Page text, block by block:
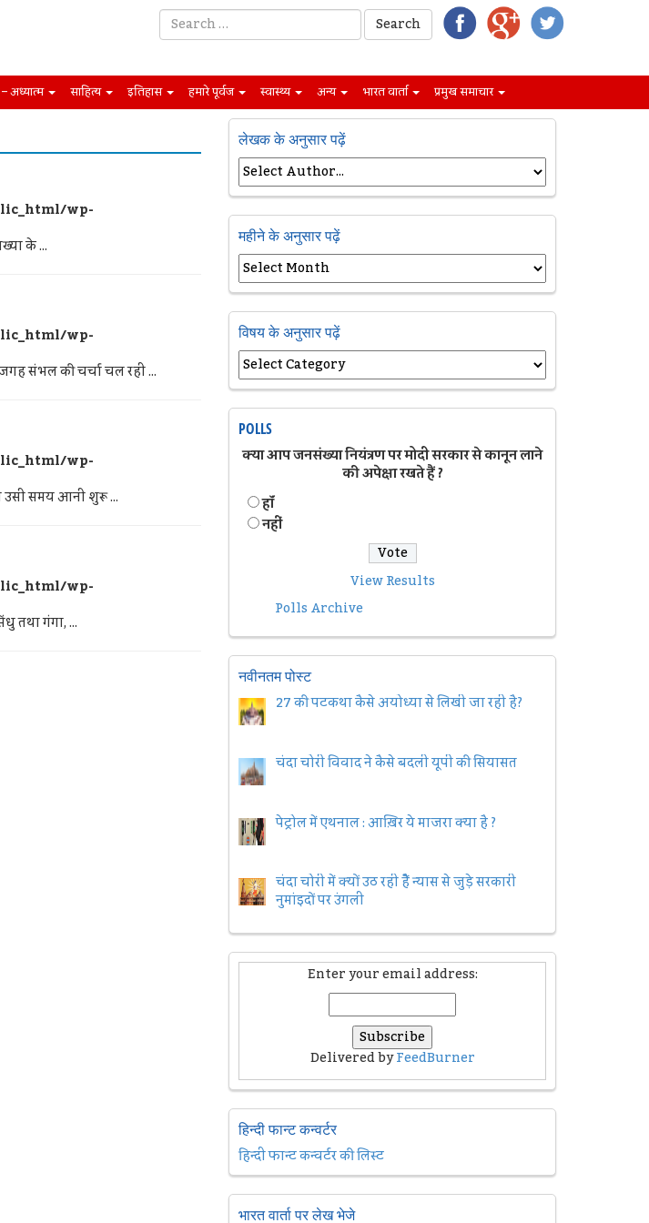
अध्यात्म साहित्य इतिहास हमारे पूर्वज स्वास्थ्य अन्य भारत वार्ता प्रमुख समाचार
wp-
के ...
wp-
संभल की चर्चा चल रही ...
wp-
उसी समय आनी शुरू ...
wp-
तथा गंगा, ...
लेखक के अनुसार पढ़ें
महीने के अनुसार पढ़ें
विषय के अनुसार पढ़ें
POLLS
क्या आप जनसंख्या नियंत्रण पर मोदी सरकार से कानून लाने
की अपेक्षा रखते हैं ?
हॉं
नहीं
View Results
Polls Archive
नवीनतम पोस्ट
27 की पटकथा कैसे अयोध्या से लिखी जा रही है?
चंदा चोरी विवाद ने कैसे बदली यूपी की सियासत
पेट्रोल में एथनाल : आख़िर ये माजरा क्या है ?
चंदा चोरी में क्यों उठ रही हैैं न्यास से जुड़े सरकारी
नुमांइदों पर उंगली
Enter your email address:
Delivered byFeedBurner
हिन्दी फान्ट कन्वर्टर
हिन्दी फान्ट कन्वर्टर की लिस्ट
भारत वार्ता पर लेख भेजे